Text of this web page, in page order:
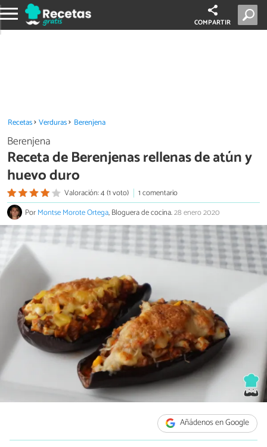
COMPARTIR
Recetas Verduras Berenjena
Berenjena
Receta de Berenjenas rellenas de atún y
huevo duro
Valoración: 4 (1 voto)
1 comentario
PorMontse Morote Ortega, Bloguera de cocina.28 enero 2020
Añádenos en Google